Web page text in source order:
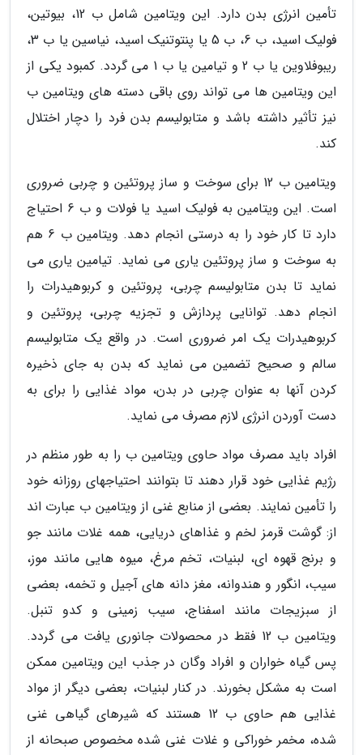
تأمین انرژی بدن دارد. این ویتامین شامل ب 12، بیوتین،
فولیک اسید، ب 6، ب 5 یا پنتوتنیک اسید، نیاسین یا ب 3،
ریبوفلاوین یا ب 2 و تیامین یا ب 1 می گردد. کمبود یکی از
این ویتامین ها می تواند روی باقی دسته های ویتامین ب
نیز تأثیر داشته باشد و متابولیسم بدن فرد را دچار اختلال
کند.
ویتامین ب 12 برای سوخت و ساز پروتئین و چربی ضروری
است. این ویتامین به فولیک اسید یا فولات و ب 6 احتیاج
دارد تا کار خود را به درستی انجام دهد. ویتامین ب 6 هم
به سوخت و ساز پروتئین یاری می نماید. تیامین یاری می
نماید تا بدن متابولیسم چربی، پروتئین و کربوهیدرات را
انجام دهد. توانایی پردازش و تجزیه چربی، پروتئین و
کربوهیدرات یک امر ضروری است. در واقع یک متابولیسم
سالم و صحیح تضمین می نماید که بدن به جای ذخیره
کردن آنها به عنوان چربی در بدن، مواد غذایی را برای به
دست آوردن انرژی لازم مصرف می نماید.
افراد باید مصرف مواد حاوی ویتامین ب را به طور منظم در
رژیم غذایی خود قرار دهند تا بتوانند احتیاجهای روزانه خود
را تأمین نمایند. بعضی از منابع غنی از ویتامین ب عبارت اند
از: گوشت قرمز لخم و غذاهای دریایی، همه غلات مانند جو
و برنج قهوه ای، لبنیات، تخم مرغ، میوه هایی مانند موز،
سیب، انگور و هندوانه، مغز دانه های آجیل و تخمه، بعضی
از سبزیجات مانند اسفناج، سیب زمینی و کدو تنبل.
ویتامین ب 12 فقط در محصولات جانوری یافت می گردد.
پس گیاه خواران و افراد وگان در جذب این ویتامین ممکن
است به مشکل بخورند. در کنار لبنیات، بعضی دیگر از مواد
غذایی هم حاوی ب 12 هستند که شیرهای گیاهی غنی
شده، مخمر خوراکی و غلات غنی شده مخصوص صبحانه از